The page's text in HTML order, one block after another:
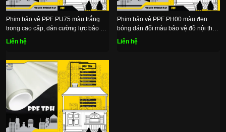
Phim bảo vệ PPF PU75 màu trắng
trong cao cấp, dán cường lực bảo vệ
ô tô và nội thất nhà
Liên hệ
Phim bảo vệ PPF PH00 màu đen
bóng dán đổi màu bảo vệ đồ nội thất
và xe ô tô
Liên hệ